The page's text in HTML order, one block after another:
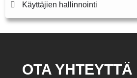
Käyttäjien hallinnointi
OTA YHTEYTTÄ